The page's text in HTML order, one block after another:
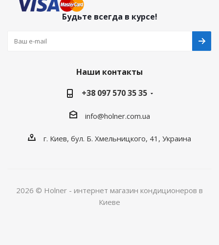
Будьте всегда в курсе!
Наши контакты
+38 097 570 35 35
info@holner.com.ua
г. Киев, бул. Б. Хмельницкого, 41, Украина
2026 © Holner - интернет магазин кондиционеров в
Киеве